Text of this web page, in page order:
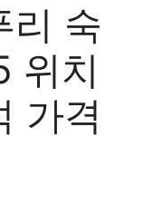
리 숙
위치
가격